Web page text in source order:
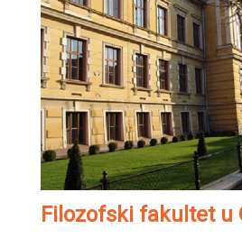
Filozofski fakultet u